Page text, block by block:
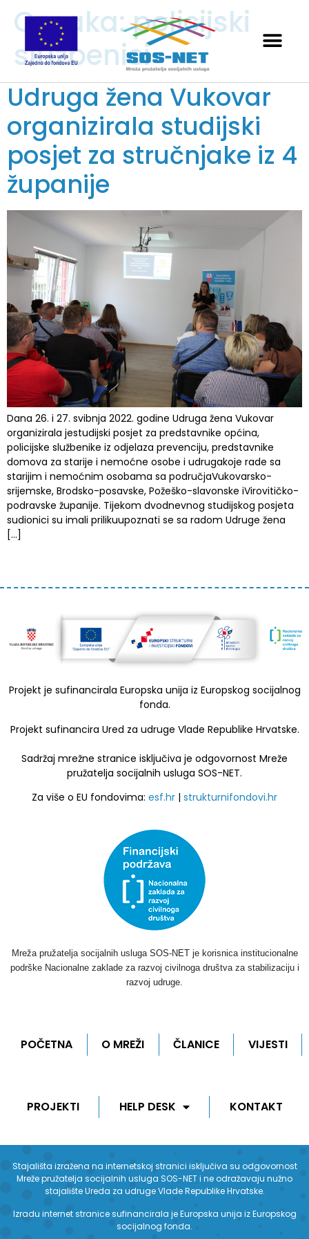
Oznaka:policijski
službenici
Udruga žena Vukovar
organizirala studijski
posjet za stručnjake iz 4
županije
Dana 26. i 27. svibnja 2022. godine Udruga žena Vukovar
organizirala jestudijski posjet za predstavnike općina,
policijske službenike iz odjelaza prevenciju, predstavnike
domova za starije i nemoćne osobe i udrugakoje rade sa
starijim i nemoćnim osobama sa područjaVukovarsko-
srijemske, Brodsko-posavske, Požeško-slavonske iVirovitičko-
podravske županije. Tijekom dvodnevnog studijskog posjeta
sudionici su imali prilikuupoznati se sa radom Udruge žena
[…]
Projekt je sufinancirala Europska unija iz Europskog socijalnog
fonda.
Projekt sufinancira Ured za udruge Vlade Republike Hrvatske.
Sadržaj mrežne stranice isključiva je odgovornost Mreže
pružatelja socijalnih usluga SOS-NET.
Za više o EU fondovima: esf.hr | strukturnifondovi.hr
Mreža pružatelja socijalnih usluga SOS-NET je korisnica institucionalne
podrške Nacionalne zaklade za razvoj civilnoga društva za stabilizaciju i
razvoj udruge.
POČETNA O MREŽI ČLANICE VIJESTI
PROJEKTI HELP DESK KONTAKT
Stajališta izražena na internetskoj stranici isključiva su odgovornost
Mreže pružatelja socijalnih usluga SOS-NET i ne odražavaju nužno
stajalište Ureda za udruge Vlade Republike Hrvatske.
Izradu internet stranice sufinancirala je Europska unija iz Europskog
socijalnog fonda.